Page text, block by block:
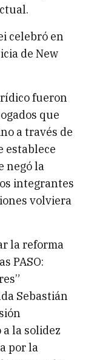
celebró en
de New
fueron
que
a través de
establece
negó la
integrantes
volviera
la reforma
PASO:
Sebastián
la solidez
por la